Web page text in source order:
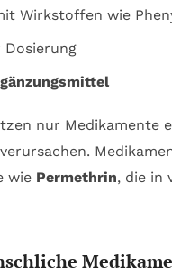
Wirkstoffen wie
nur
wie Permethrin, die in